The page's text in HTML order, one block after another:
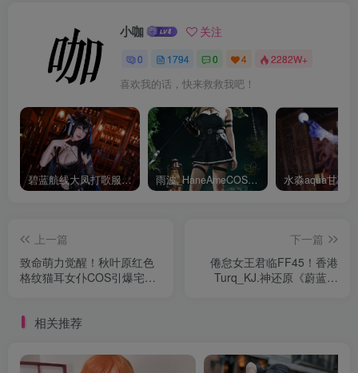
小咖 关注
0 1794 0 4 2282W+
喜欢我的话，快来救救我吧！
碧蓝航线大凤打歌服有多甜？看看水淼aquaCOS版本就知道 雨波_HaneAmeCOS：演绎尤贝尔的美丽与死亡的微笑
上一篇
致命萌力觉醒！秋叶原红色
格纹猫耳女仆COS引爆宅文
下一篇
倦怠女王君临FF45！香港
Turq_KJ.神还原《蔚蓝档
相关推荐